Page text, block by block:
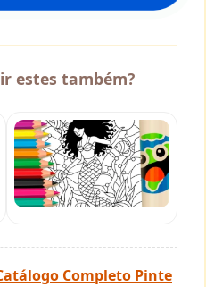
estes também?
Completo Pinte